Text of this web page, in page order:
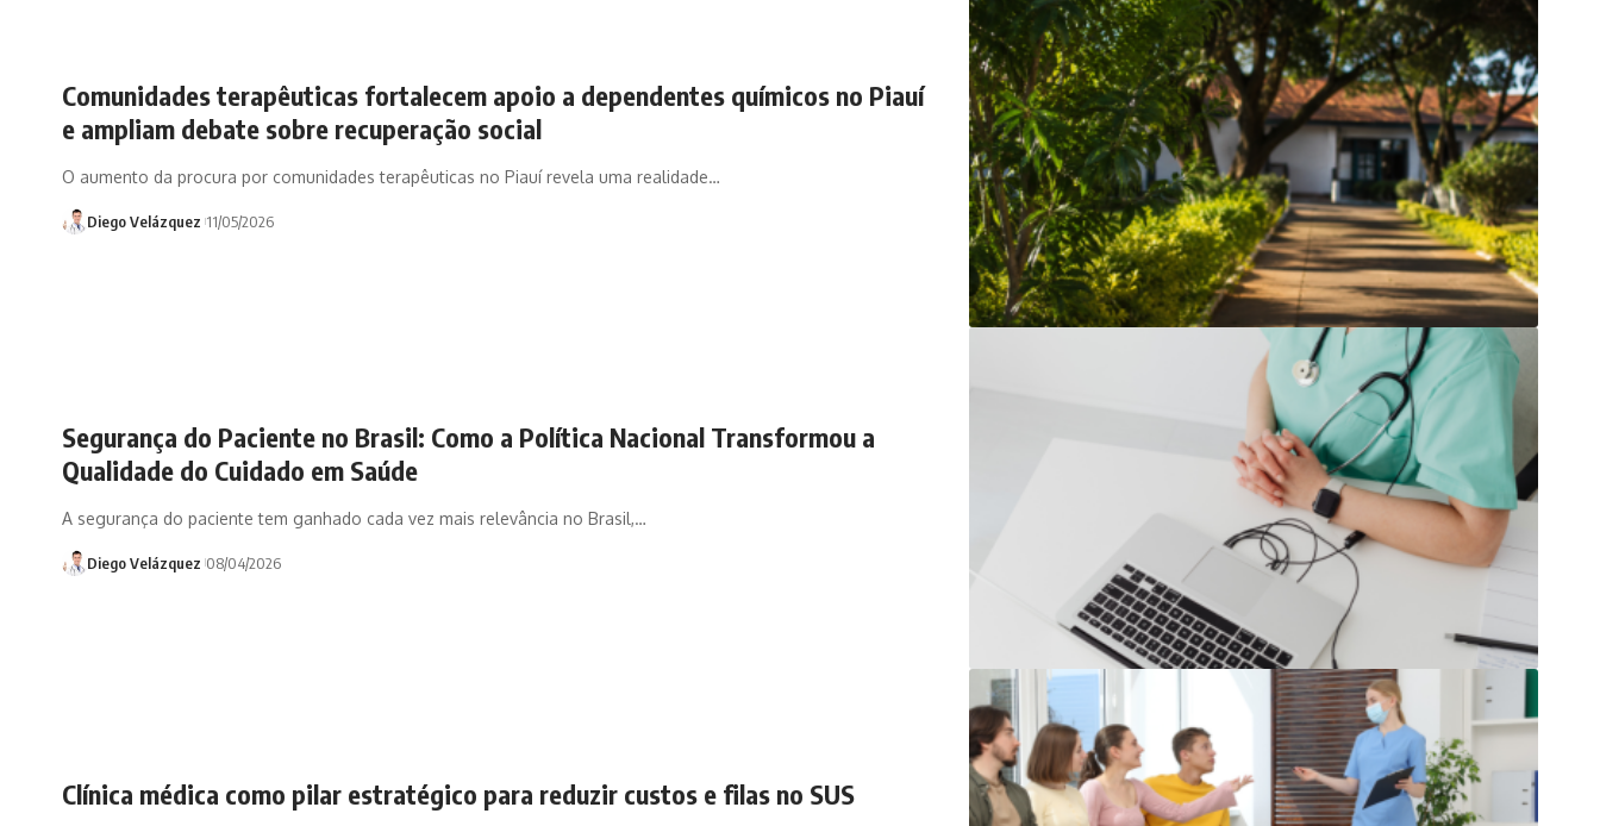
Comunidades terapêuticas fortalecem apoio a dependentes químicos no Piauí
e ampliam debate sobre recuperação social
O aumento da procura por comunidades terapêuticas no Piauí revela uma realidade…
Diego Velázquez 11/05/2026
Segurança do Paciente no Brasil: Como a Política Nacional Transformou a
Qualidade do Cuidado em Saúde
A segurança do paciente tem ganhado cada vez mais relevância no Brasil,…
Diego Velázquez 08/04/2026
Clínica médica como pilar estratégico para reduzir custos e filas no SUS